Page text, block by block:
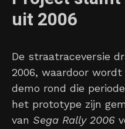
uit 2006
De straatraceversie
2006, waardoor
demo rond die
het prototype zijn
van Sega Rally 2006